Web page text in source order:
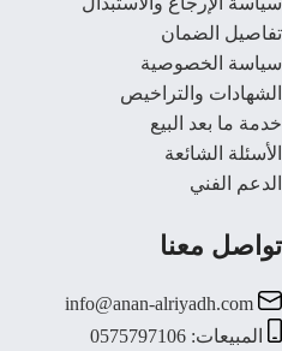
تفاصيل الضمان
سياسة الخصوصية
الشهادات والتراخيص
خدمة ما بعد البيع
الأسئلة الشائعة
الدعم الفني
تواصل معنا
info@anan-alriyadh.com
المبيعات: 0575797106